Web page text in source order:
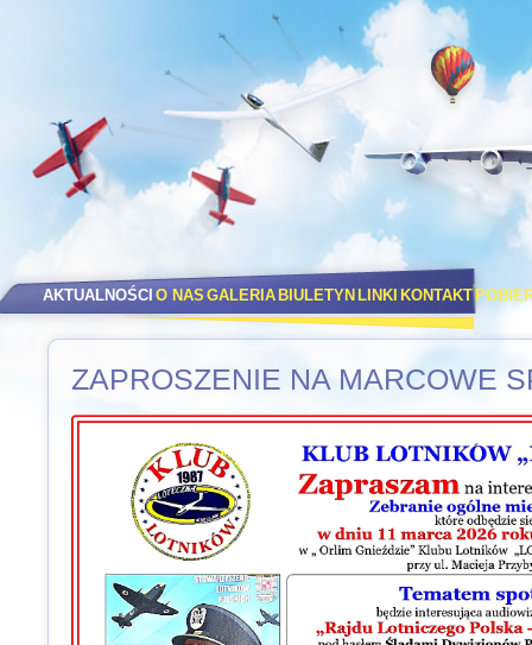
AKTUALNOŚCI O NAS GALERIA BIULETYN LINKI KONTAKT
ZAPROSZENIE NA MARCOWE